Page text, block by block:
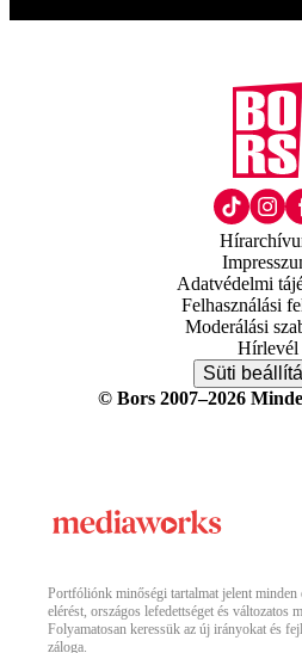
Adatvédelmi
Felhasználási
Moderálási
Hírlevél
Süti
© Bors 2007–2026
Portfóliónk minőségi tartalmat jelent minden
elérést, országos lefedettséget és változatos
Folyamatosan keressük az új irányokat és
záloga.